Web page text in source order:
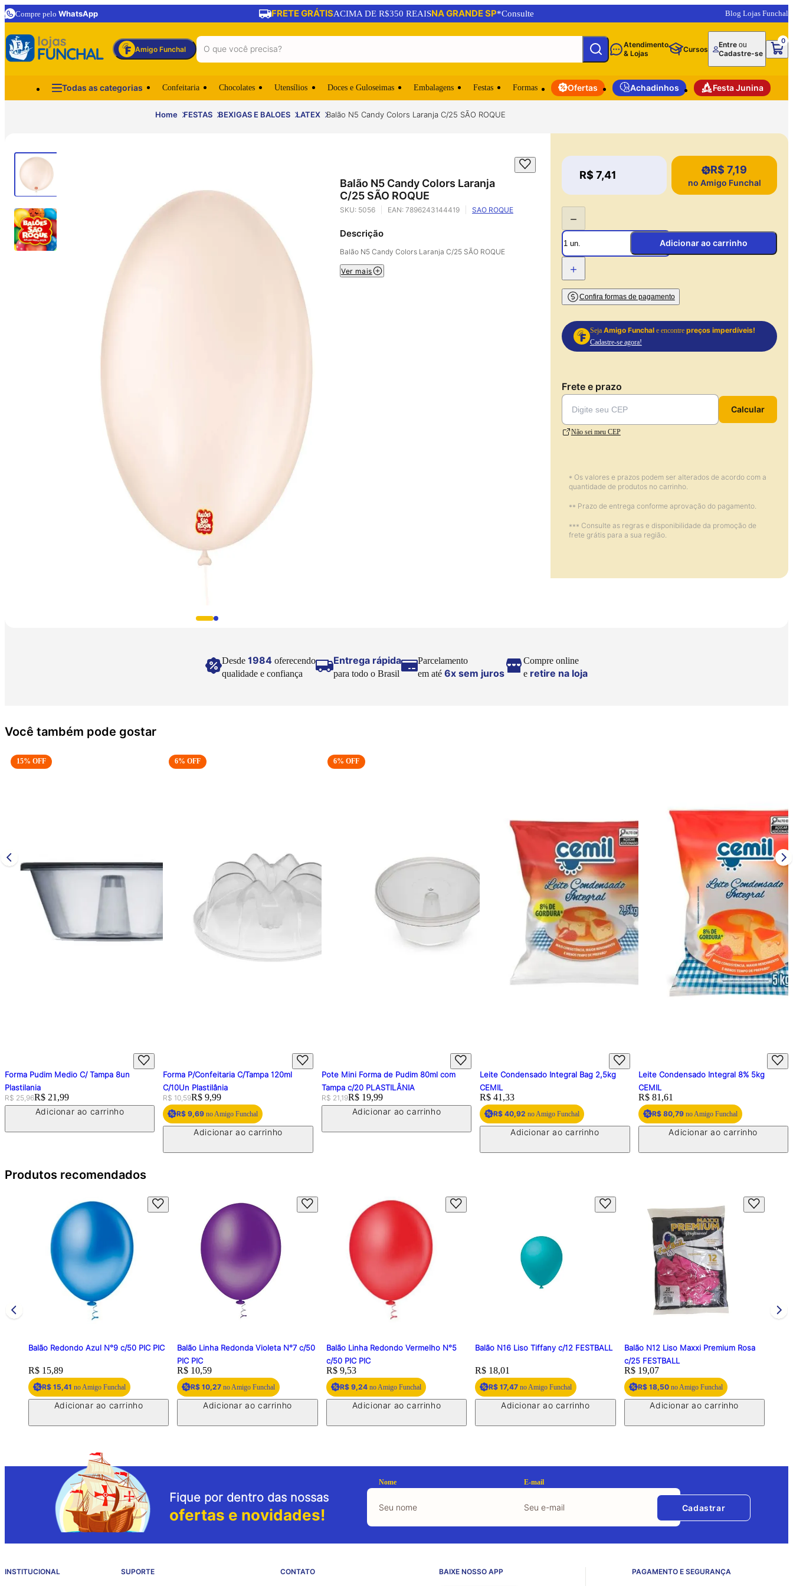
Compre pelo WhatsApp FRETE GRÁTISACIMA DE R$350 REAISNA GRANDE SP*Consulte Blog Lojas Funchal
Amigo Funchal
Atendimento
& Lojas
Cursos Entreou
Cadastre-se
0
Todas as categorias Confeitaria Chocolates Utensílios Doces e Guloseimas Embalagens Festas Formas Ofertas Achadinhos Festa Junina
Home FESTAS BEXIGAS E BALOES LATEX Balão N5 Candy Colors Laranja C/25 SÃO ROQUE
Balão N5 Candy Colors Laranja
C/25 SÃO ROQUE
SKU: 5056 EAN: 7896243144419 SAO ROQUE
Descrição
Balão N5 Candy Colors Laranja C/25 SÃO ROQUE
Ver mais
Price:
R$ 7,41 Price:
R$ 7,19
no Amigo Funchal
−
+
Adicionar ao carrinho
Confira formas de pagamento
Seja Amigo Funchale encontre preços imperdíveis!
Cadastre-se agora!
Frete e prazo
Calcular
Não sei meu CEP
* Os valores e prazos podem ser alterados de acordo com a
quantidade de produtos no carrinho.
** Prazo de entrega conforme aprovação do pagamento.
*** Consulte as regras e disponibilidade da promoção de
frete grátis para a sua região.
Desde 1984 oferecendo
qualidade e confiança
Entrega rápida
para todo o Brasil
Parcelamento
em até 6x sem juros
Compre online
e retire na loja
Você também pode gostar
15% OFF
Forma Pudim Medio C/ Tampa 8un
Plastilania
Original price:
R$ 25,96Price:
R$ 21,99
Adicionar ao carrinho
6% OFF
Forma P/Confeitaria C/Tampa 120ml
C/10Un Plastilânia
Original price:
R$ 10,59Price:
R$ 9,99
R$ 9,69 no Amigo Funchal
Adicionar ao carrinho
6% OFF
Pote Mini Forma de Pudim 80ml com
Tampa c/20 PLASTILÂNIA
Original price:
R$ 21,19Price:
R$ 19,99
Adicionar ao carrinho
Leite Condensado Integral Bag 2,5kg
CEMIL
Price:
R$ 41,33
R$ 40,92 no Amigo Funchal
Adicionar ao carrinho
Leite Condensado Integral 8% 5kg
CEMIL
Price:
R$ 81,61
R$ 80,79no Amigo Funchal
Adicionar ao carrinho
Produtos recomendados
Balão Redondo Azul N°9 c/50 PIC PIC
Price:
R$ 15,89
R$ 15,41 no Amigo Funchal
Adicionar ao carrinho
Balão Linha Redonda Violeta N°7 c/50
PIC PIC
Price:
R$ 10,59
R$ 10,27 no Amigo Funchal
Adicionar ao carrinho
Balão Linha Redondo Vermelho N°5
c/50 PIC PIC
Price:
R$ 9,53
R$ 9,24no Amigo Funchal
Adicionar ao carrinho
Balão N16 Liso Tiffany c/12 FESTBALL
Price:
R$ 18,01
R$ 17,47 no Amigo Funchal
Adicionar ao carrinho
Balão N12 Liso Maxxi Premium Rosa
c/25 FESTBALL
Price:
R$ 19,07
R$ 18,50no Amigo Funchal
Adicionar ao carrinho
Fique por dentro das nossas
ofertas e novidades!
Nome E-mail
Cadastrar
INSTITUCIONAL SUPORTE CONTATO BAIXE NOSSO APP PAGAMENTO E SEGURANÇA